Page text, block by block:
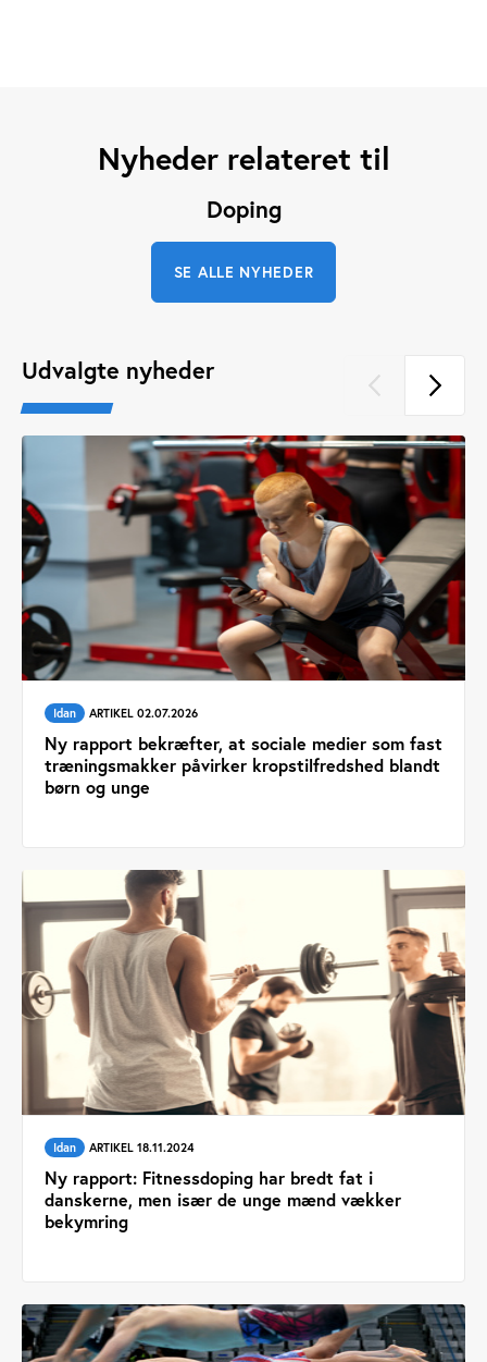
Nyheder relateret til
Doping
SE ALLE NYHEDER
Udvalgte nyheder
Idan ARTIKEL 02.07.2026
Ny rapport bekræfter, at sociale medier som fast
træningsmakker påvirker kropstilfredshed blandt
børn og unge
Idan ARTIKEL 18.11.2024
Ny rapport: Fitnessdoping har bredt fat i
danskerne, men især de unge mænd vækker
bekymring